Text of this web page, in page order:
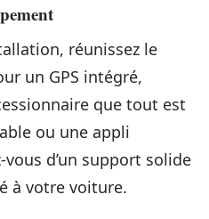
réunissez le
un GPS intégré,
que tout est
ou une appli
d’un support solide
à votre voiture.